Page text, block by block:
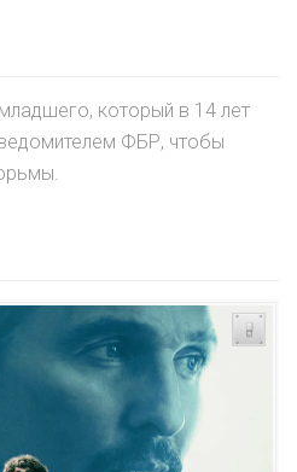
который в 14 лет
ФБР, чтобы